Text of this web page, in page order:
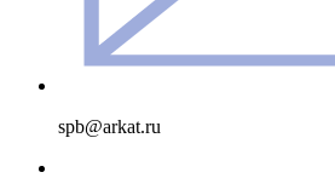
spb@arkat.ru